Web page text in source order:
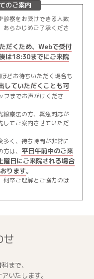
のご案内
察をお受けできる人数
あらかじめご了承くださ
だくため、Webで受付
は18:30までにご来院
どお待ちいただく場合も
していただくことも可
フまでお声がけくださ
療法の方、緊急対応が
してご案内させていただ
く、待ち時間が非常に
は、 平日午前中のご来
曜日にご来院される場合
ります。
何卒ご理解とご協力のほ
せ
まで、
いたします。